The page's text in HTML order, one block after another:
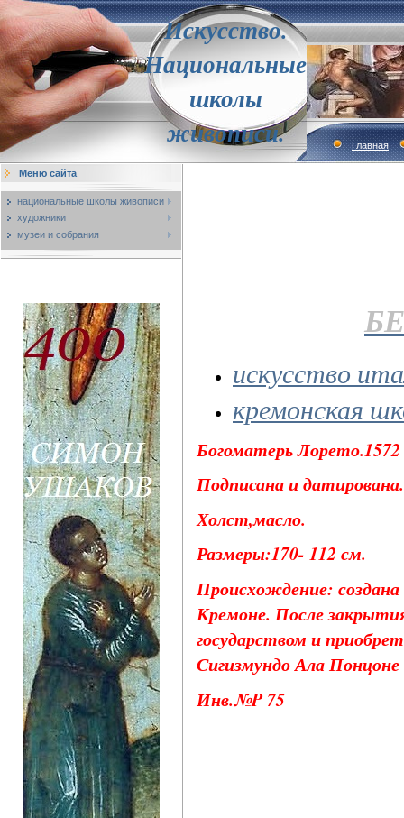
Искусство.
Национальные
школы
живописи.
Главная
Меню сайта
национальные школы живописи
художники
музеи и собрания
искусство
кремонская
Богоматерь Лорето.1572
Подписана и датирована.
Холст,масло.
Размеры:170- 112 см.
Происхождение:
Кремоне. После
государством и
Сигизмундо Ала
Инв.№P 75